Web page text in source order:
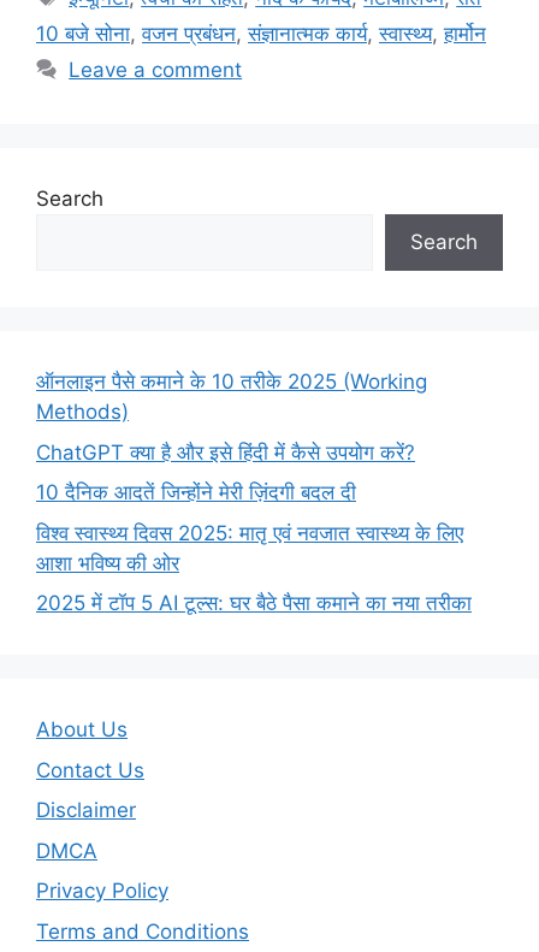
10 बजे सोना,वजन प्रबंधन,संज्ञानात्मक कार्य,स्वास्थ्य,हार्मोन
Leave a comment
Search
Search
ऑनलाइन पैसे कमाने के 10 तरीके 2025 (Working
Methods)
ChatGPT क्या है और इसे हिंदी में कैसे उपयोग करें?
10 दैनिक आदतें जिन्होंने मेरी ज़िंदगी बदल दी
विश्व स्वास्थ्य दिवस 2025: मातृ एवं नवजात स्वास्थ्य के लिए
आशा भविष्य की ओर
2025 में टॉप 5 AI टूल्स: घर बैठे पैसा कमाने का नया तरीका
About Us
Contact Us
Disclaimer
DMCA
Privacy Policy
Terms and Conditions